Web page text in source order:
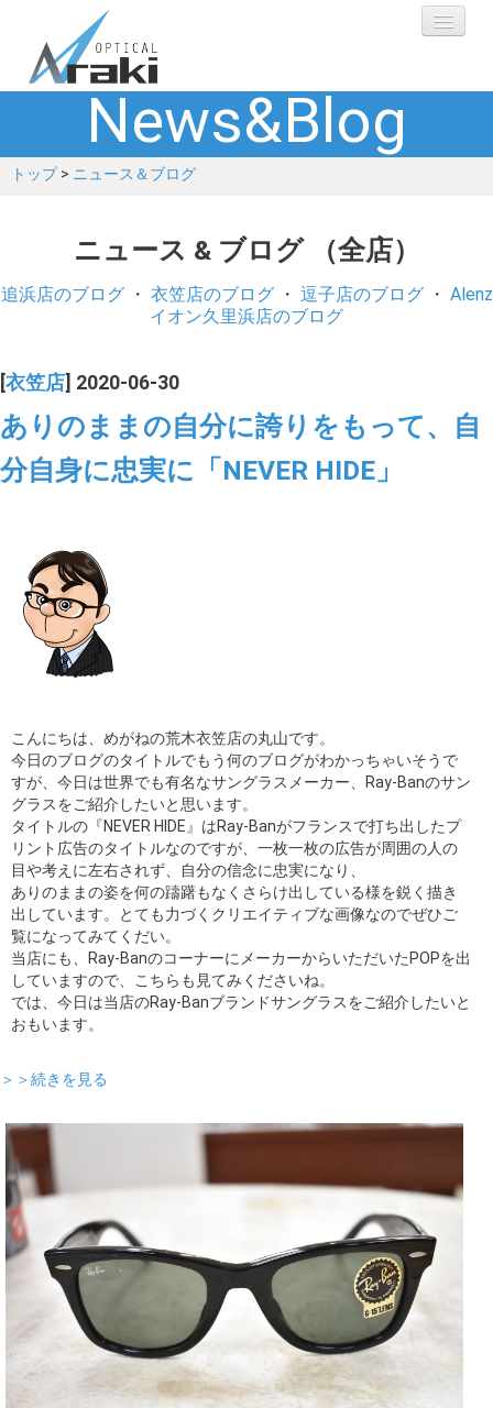
選ばれる理由
ブランド
補聴器
お客さまの声
コラム
ブログ
News&Blog
トップ> ニュース＆ブログ
ニュース & ブログ （全店）
追浜店のブログ・ 衣笠店のブログ・ 逗子店のブログ・ Alenz
イオン久里浜店のブログ
衣笠店 ] 2020-06-30
ありのままの自分に誇りをもって、自
分自身に忠実に「NEVER HIDE」
こんにちは、めがねの荒木衣笠店の丸山です。
今日のブログのタイトルでもう何のブログがわかっちゃいそうで
すが、今日は世界でも有名なサングラスメーカー、Ray-Banのサン
グラスをご紹介したいと思います。
タイトルの『NEVER HIDE』はRay-Banがフランスで打ち出したプ
リント広告のタイトルなのですが、一枚一枚の広告が周囲の人の
目や考えに左右されず、自分の信念に忠実になり、
ありのままの姿を何の躊躇もなくさらけ出している様を鋭く描き
出しています。とても力づくクリエイティブな画像なのでぜひご
覧になってみてくだい。
当店にも、Ray-BanのコーナーにメーカーからいただいたPOPを出
していますので、こちらも見てみくださいね。
では、今日は当店のRay-Banブランドサングラスをご紹介したいと
おもいます。
＞＞続きを見る